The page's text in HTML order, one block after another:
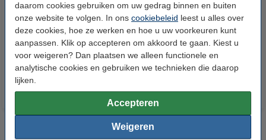
daarom cookies gebruiken om uw gedrag binnen en buiten
onze website te volgen. In ons cookiebeleid leest u alles over
deze cookies, hoe ze werken en hoe u uw voorkeuren kunt
aanpassen. Klik op accepteren om akkoord te gaan. Kiest u
voor weigeren? Dan plaatsen we alleen functionele en
analytische cookies en gebruiken we technieken die daarop
lijken.
Accepteren
Weigeren
123led LED lamp E27 | Kogel
P45 | Mat | 2.2W (25W) | 3 stuks
€ 6,95 Inclusief 21% BTW
123led LED lamp E14 | Kogel
G35 | Mat | 2.2W (25W) | 3 stuks
€ 6,95 Inclusief 21% BTW